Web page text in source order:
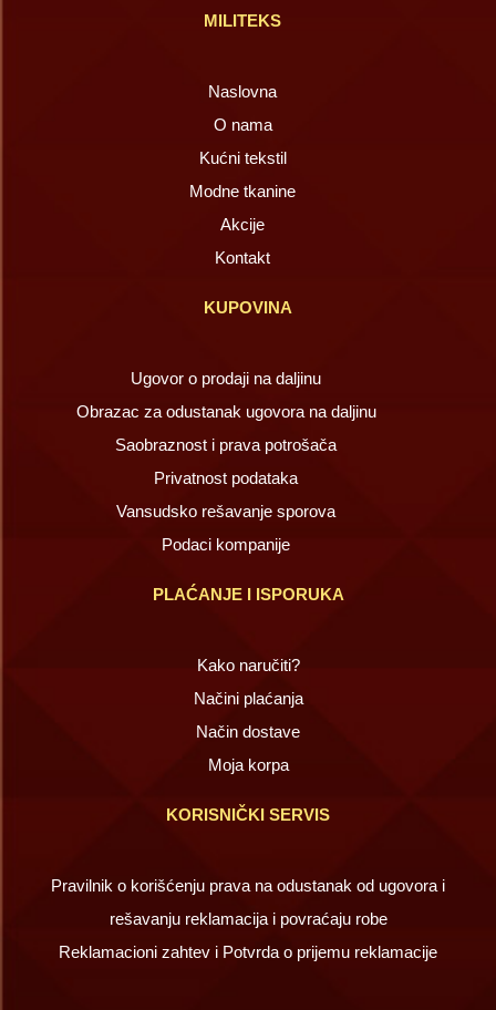
MILITEKS
Naslovna
O nama
Kućni tekstil
Modne tkanine
Akcije
Kontakt
KUPOVINA
Ugovor o prodaji na daljinu
Obrazac za odustanak ugovora na daljinu
Saobraznost i prava potrošača
Privatnost podataka
Vansudsko rešavanje sporova
Podaci kompanije
PLAĆANJE I ISPORUKA
Kako naručiti?
Načini plaćanja
Način dostave
Moja korpa
KORISNIČKI SERVIS
Pravilnik o korišćenju prava na odustanak od ugovora i
rešavanju reklamacija i povraćaju robe
Reklamacioni zahtev i Potvrda o prijemu reklamacije